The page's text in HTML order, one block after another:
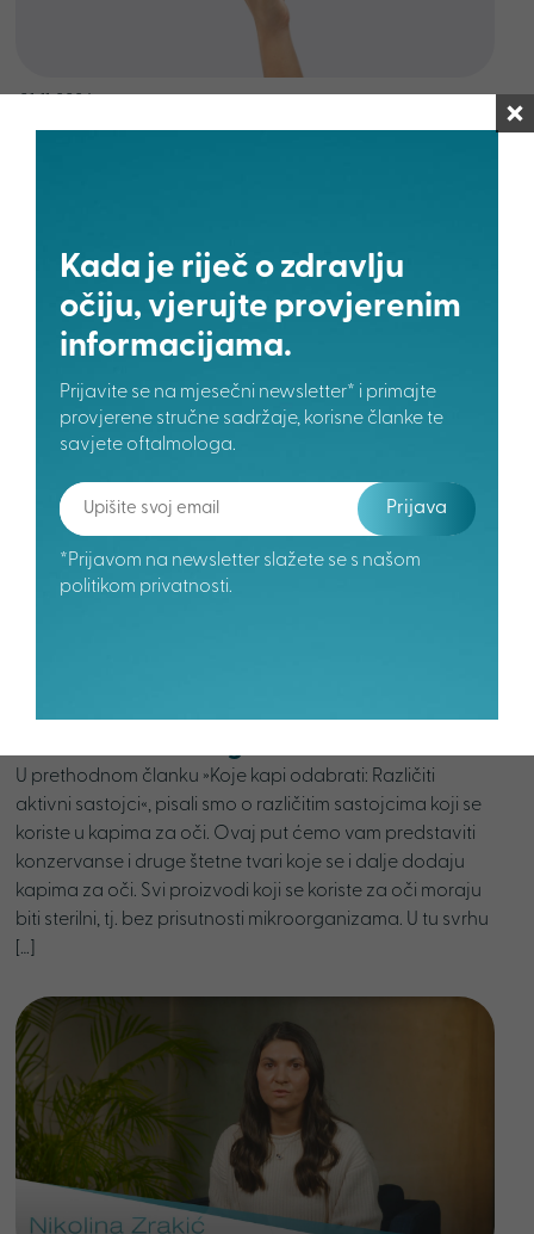
Suhe oči – koje kapi odabrati: Bočica
koriste u kapima za oči. Ovaj put vam predstavljamo
različite farmaceutske oblike kapi za oči. Kapi za oči
dostupne su u bočici ili u obliku spremnika za
jednokratnu upotrebu. Kao što samo ime sugerira, kapi
Suhe oči – koje kapi odabrati:
U prethodnom članku »Koje kapi odabrati: Različiti
aktivni sastojci«, pisali smo o različitim sastojcima koji se
koriste u kapima za oči. Ovaj put ćemo vam predstaviti
konzervanse i druge štetne tvari koje se i dalje dodaju
kapima za oči. Svi proizvodi koji se koriste za oči moraju
biti sterilni, tj. bez prisutnosti mikroorganizama. U tu svrhu
[…]
Kada je riječ o zdravlju
očiju, vjerujte provjerenim
informacijama.
Prijavite se na mjesečni newsletter* i primajte
provjerene stručne sadržaje, korisne članke te
savjete oftalmologa.
Prijava
*Prijavom na newsletter slažete se s našom
politikom privatnosti.